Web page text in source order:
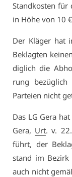
Stand­kos­ten für
in Hö­he von 10
Der Klä­ger hat
Be­klag­ten
dig­lich die
rung be­züg­lich
Par­tei­en nicht
Das LG Ge­ra
Ge­ra, Urt. v.
führt, der
stand im Be­zirk
auch nicht